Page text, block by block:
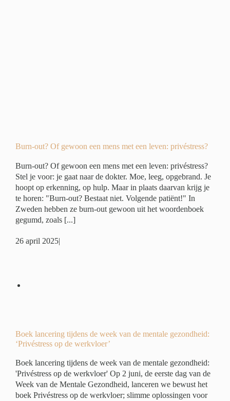
Burn-out? Of gewoon een mens met een leven: privéstress?
Burn-out? Of gewoon een mens met een leven: privéstress?
Stel je voor: je gaat naar de dokter. Moe, leeg, opgebrand. Je
hoopt op erkenning, op hulp. Maar in plaats daarvan krijg je
te horen: "Burn-out? Bestaat niet. Volgende patiënt!" In
Zweden hebben ze burn-out gewoon uit het woordenboek
gegumd, zoals [...]
26 april 2025|
Boek lancering tijdens de week van de mentale gezondheid:
‘Privéstress op de werkvloer’
Boek lancering tijdens de week van de mentale gezondheid:
'Privéstress op de werkvloer' Op 2 juni, de eerste dag van de
Week van de Mentale Gezondheid, lanceren we bewust het
boek Privéstress op de werkvloer; slimme oplossingen voor